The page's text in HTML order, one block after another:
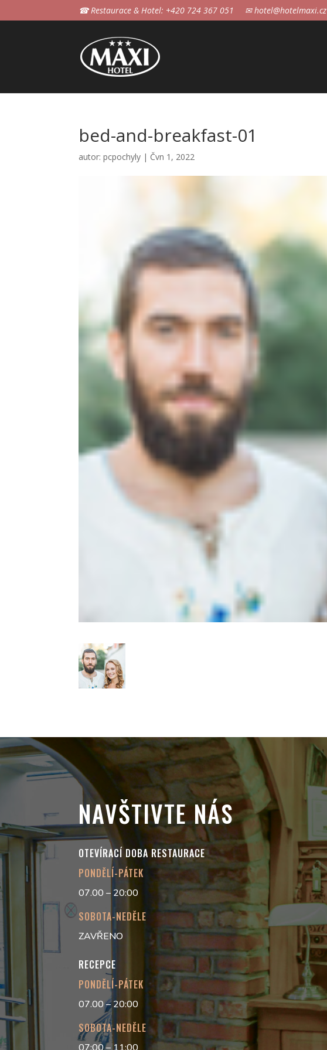
☎ Restaurace & Hotel: +420 724 367 051 ✉ hotel@hotelmaxi.cz
bed-and-breakfast-01
autor:pcpochyly | Čvn 1, 2022
NAVŠTIVTE NÁS
OTEVÍRACÍ DOBA RESTAURACE
PONDĚLÍ-PÁTEK
07.00 – 20:00
SOBOTA-NEDĚLE
ZAVŘENO
RECEPCE
PONDĚLÍ-PÁTEK
07.00 – 20:00
SOBOTA-NEDĚLE